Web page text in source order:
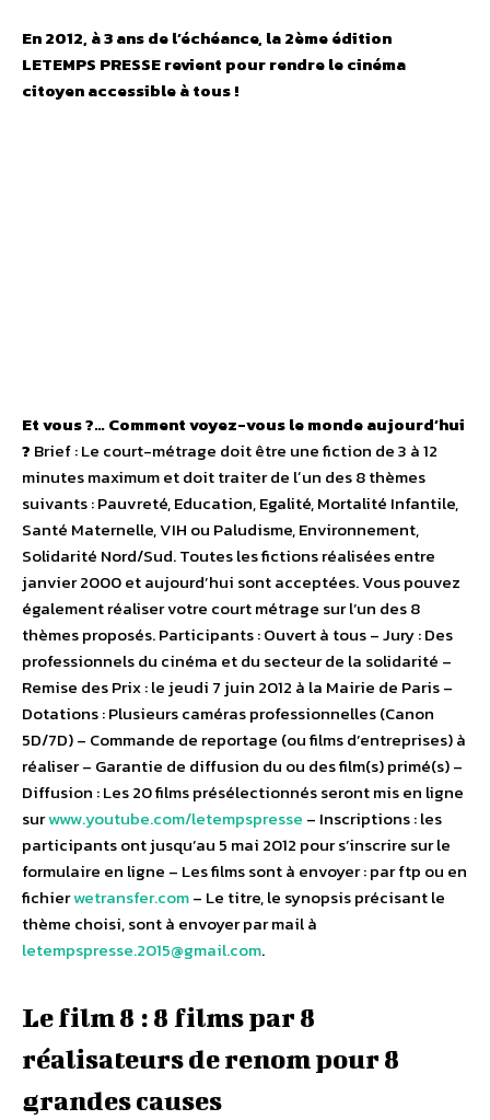
En 2012, à 3 ans de l’échéance, la 2ème édition
LETEMPS PRESSE revient pour rendre le cinéma
citoyen accessible à tous !
Et vous ?… Comment voyez-vous le monde aujourd’hui
? Brief : Le court-métrage doit être une fiction de 3 à 12
minutes maximum et doit traiter de lʼun des 8 thèmes
suivants : Pauvreté, Education, Egalité, Mortalité Infantile,
Santé Maternelle, VIH ou Paludisme, Environnement,
Solidarité Nord/Sud. Toutes les fictions réalisées entre
janvier 2000 et aujourd’hui sont acceptées. Vous pouvez
également réaliser votre court métrage sur l’un des 8
thèmes proposés. Participants : Ouvert à tous – Jury : Des
professionnels du cinéma et du secteur de la solidarité –
Remise des Prix : le jeudi 7 juin 2012 à la Mairie de Paris –
Dotations : Plusieurs caméras professionnelles (Canon
5D/7D) – Commande de reportage (ou films d’entreprises) à
réaliser – Garantie de diffusion du ou des film(s) primé(s) –
Diffusion : Les 20 films présélectionnés seront mis en ligne
surwww.youtube.com/letempspresse – Inscriptions : les
participants ont jusqu’au 5 mai 2012 pour s’inscrire sur le
formulaire en ligne – Les films sont à envoyer : par ftp ou en
fichierwetransfer.com– Le titre, le synopsis précisant le
thème choisi, sont à envoyer par mail à
letempspresse.2015@gmail.com.
Le film 8 : 8 films par 8
réalisateurs de renom pour 8
grandes causes